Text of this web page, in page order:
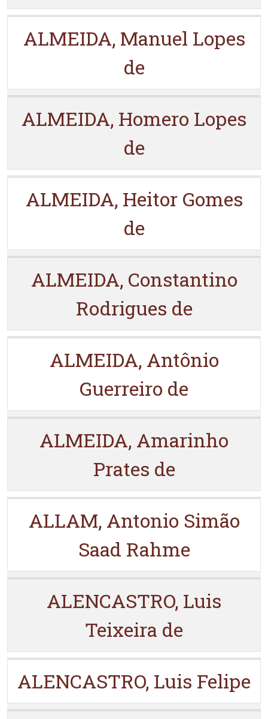
ALMEIDA, Manuel Lopes
de
ALMEIDA, Homero Lopes
de
ALMEIDA, Heitor Gomes
de
ALMEIDA, Constantino
Rodrigues de
ALMEIDA, Antônio
Guerreiro de
ALMEIDA, Amarinho
Prates de
ALLAM, Antonio Simão
Saad Rahme
ALENCASTRO, Luis
Teixeira de
ALENCASTRO, Luis Felipe